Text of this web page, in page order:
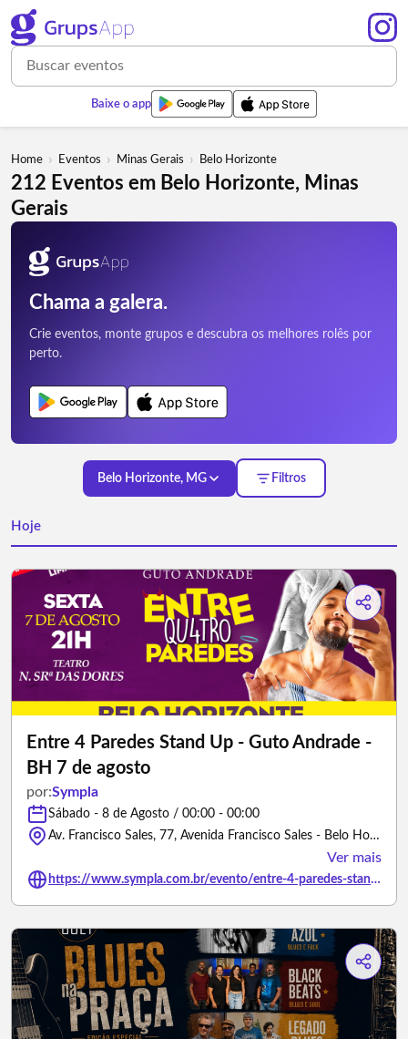
Baixe o app
Home › Eventos › Minas Gerais › Belo Horizonte
212 Eventos em Belo Horizonte, Minas
Gerais
Chama a galera.
Crie eventos, monte grupos e descubra os melhores rolês por
perto.
Belo Horizonte, MG Filtros
Hoje
Entre 4 Paredes Stand Up - Guto Andrade -
BH 7 de agosto
por:Sympla
Sábado - 8 de Agosto / 00:00 - 00:00
Av. Francisco Sales, 77, Avenida Francisco Sales - Belo Horizonte/Minas Gerais
Ver mais
https://www.sympla.com.br/evento/entre-4-paredes-stand-up-guto-andrade-bh-7-de-agosto/3436571